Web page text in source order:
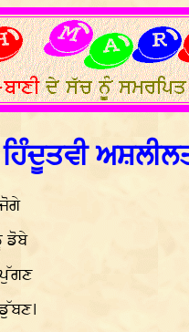
ਡੋਬੇ